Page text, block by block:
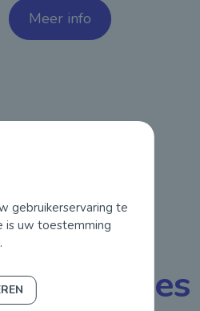
Meer info
locaties
gebruikerservaring te
is uw toestemming